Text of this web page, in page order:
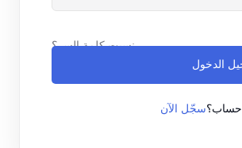
نسيت كلمة السر؟
الدخول
حساب؟سجّل الآن
Lost your password?